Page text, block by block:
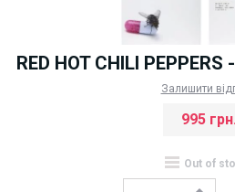
RED HOT CHILI
Залишити
995 грн.
Out of